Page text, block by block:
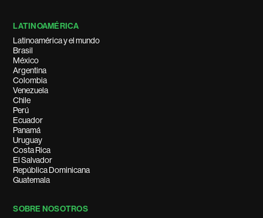
LATINOAMÉRICA
Latinoamérica y el mundo
Brasil
México
Argentina
Colombia
Venezuela
Chile
Perú
Ecuador
Panamá
Uruguay
Costa Rica
El Salvador
República Dominicana
Guatemala
SOBRE NOSOTROS